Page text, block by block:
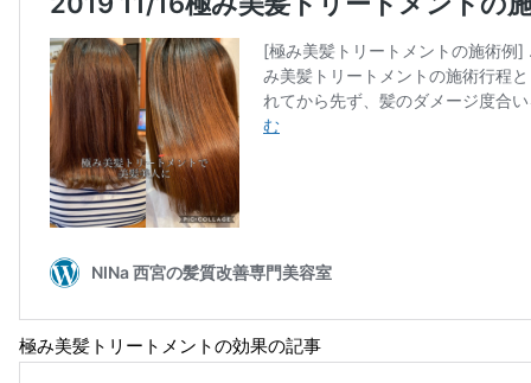
極み美髪トリートメントの効果の記事